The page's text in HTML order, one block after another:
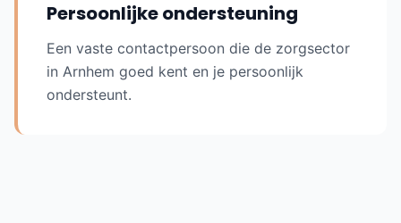
Persoonlijke ondersteuning
Een vaste contactpersoon die de zorgsector
in Arnhem goed kent en je persoonlijk
ondersteunt.